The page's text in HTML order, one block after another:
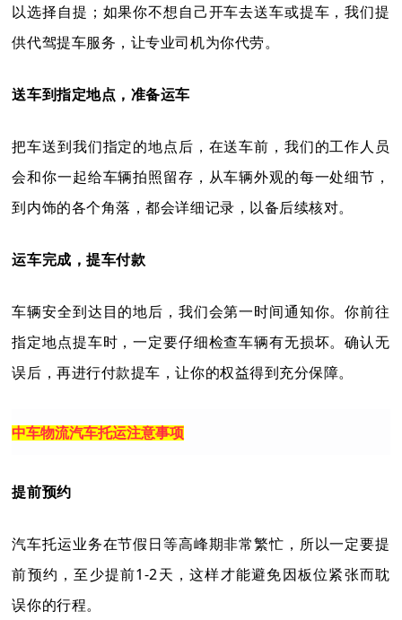
以选择自提；如果你不想自己开车去送车或提车，我们提
供代驾提车服务，让专业司机为你代劳。
送车到指定地点，准备运车
把车送到我们指定的地点后，在送车前，我们的工作人员
会和你一起给车辆拍照留存，从车辆外观的每一处细节，
到内饰的各个角落，都会详细记录，以备后续核对。
运车完成，提车付款
车辆安全到达目的地后，我们会第一时间通知你。你前往
指定地点提车时，一定要仔细检查车辆有无损坏。确认无
误后，再进行付款提车，让你的权益得到充分保障。
中车物流汽车托运注意事项
提前预约
汽车托运业务在节假日等高峰期非常繁忙，所以一定要提
前预约，至少提前1-2天，这样才能避免因板位紧张而耽
误你的行程。